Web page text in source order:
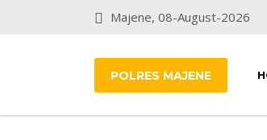
Majene, 08-August-2026
POLRES MAJENE